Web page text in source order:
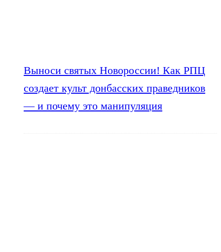
Выноси святых Новороссии! Как РПЦ
создает культ донбасских праведников
— и почему это манипуляция